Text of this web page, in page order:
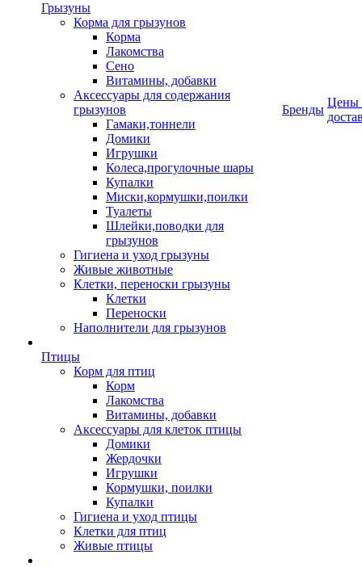
Грызуны
Корма для грызунов
Корма
Лакомства
Сено
Витамины, добавки
Аксессуары для содержания
грызунов
Гамаки,тоннели
Домики
Игрушки
Колеса,прогулочные шары
Купалки
Миски,кормушки,поилки
Туалеты
Шлейки,поводки для
грызунов
Гигиена и уход грызуны
Живые животные
Клетки, переноски грызуны
Клетки
Переноски
Наполнители для грызунов
Птицы
Корм для птиц
Корм
Лакомства
Витамины, добавки
Аксессуары для клеток птицы
Домики
Жердочки
Игрушки
Кормушки, поилки
Купалки
Гигиена и уход птицы
Клетки для птиц
Живые птицы
Бренды
Цены